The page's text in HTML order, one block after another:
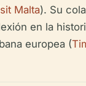
Malta). Su
en la
europea (